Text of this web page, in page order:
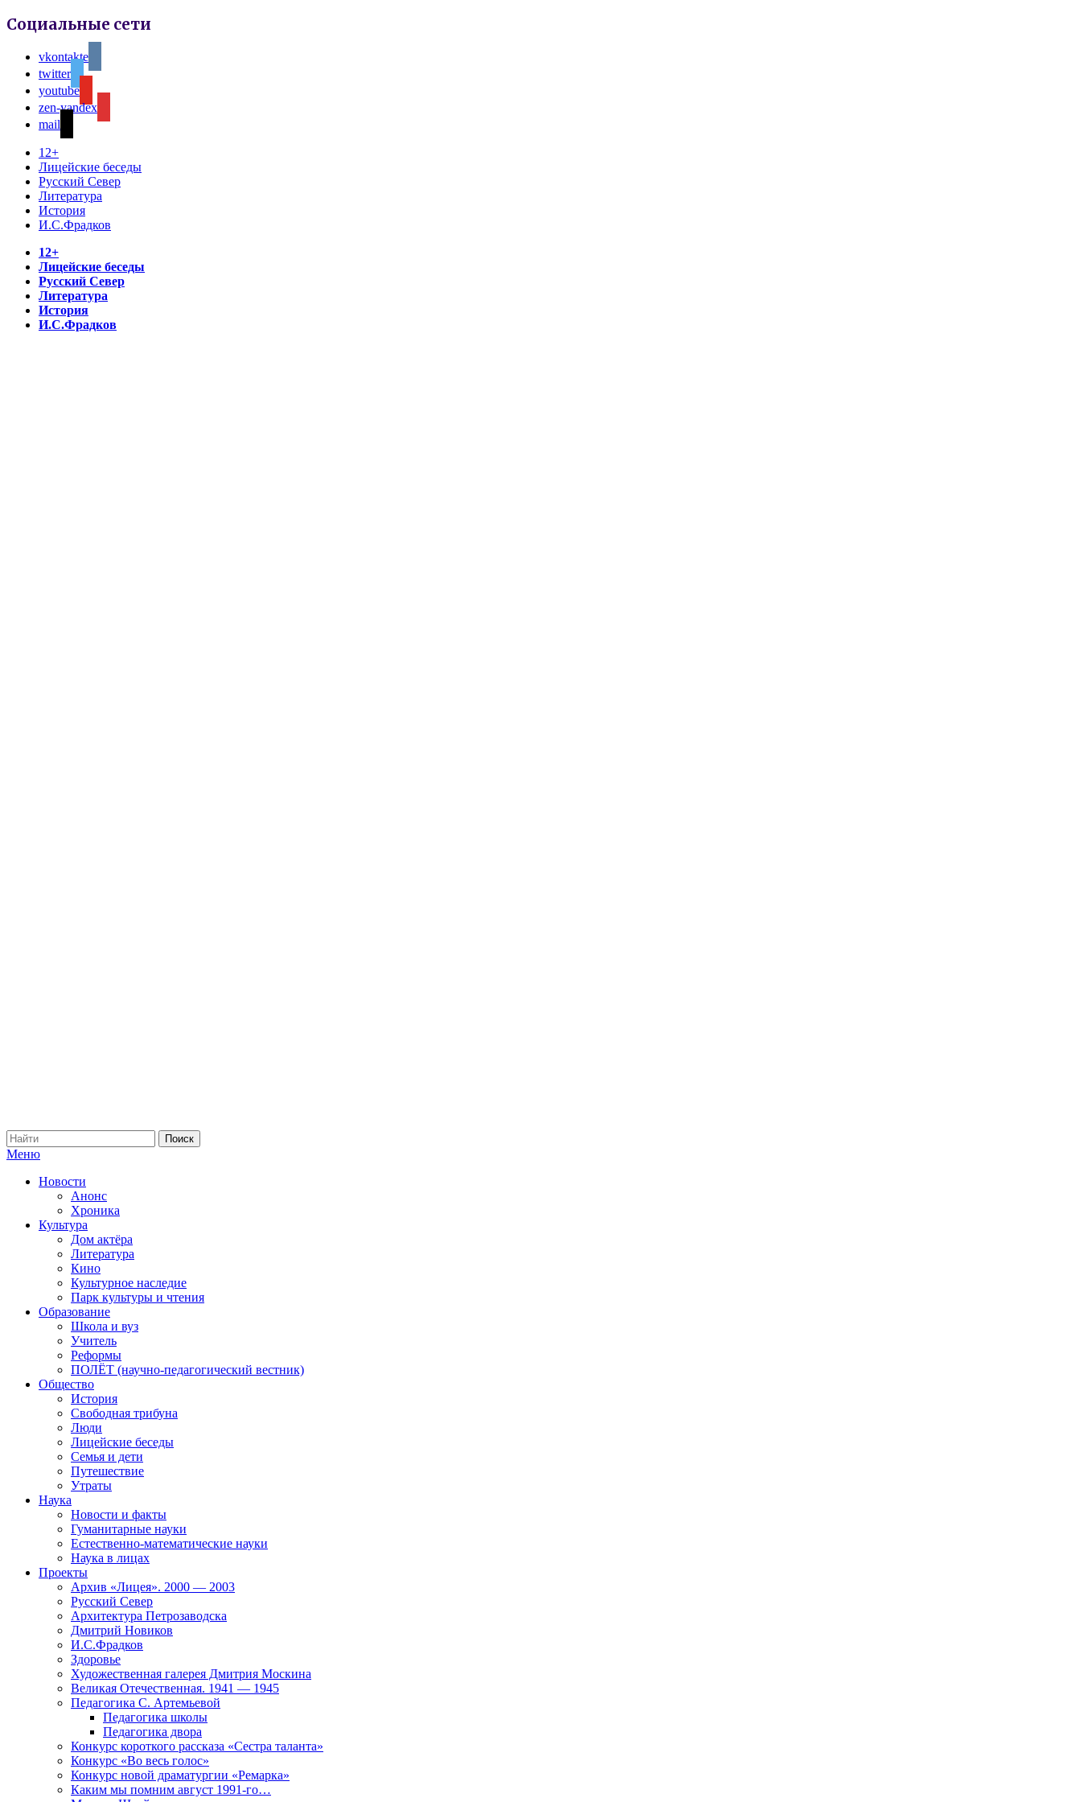
Социальные сети
vkontakte
twitter
youtube
zen-yandex
mail
12+
Лицейские беседы
Русский Север
Литература
История
И.С.Фрадков
12+
Лицейские беседы
Русский Север
Литература
История
И.С.Фрадков
Меню
Новости
Анонс
Хроника
Культура
Дом актёра
Литература
Кино
Культурное наследие
Парк культуры и чтения
Образование
Школа и вуз
Учитель
Реформы
ПОЛЁТ (научно-педагогический вестник)
Общество
История
Свободная трибуна
Люди
Лицейские беседы
Семья и дети
Путешествие
Утраты
Наука
Новости и факты
Гуманитарные науки
Естественно-математические науки
Наука в лицах
Проекты
Архив «Лицея». 2000 — 2003
Русский Север
Архитектура Петрозаводска
Дмитрий Новиков
И.С.Фрадков
Здоровье
Художественная галерея Дмитрия Москина
Великая Отечественная. 1941 — 1945
Педагогика С. Артемьевой
Педагогика школы
Педагогика двора
Конкурс короткого рассказа «Сестра таланта»
Конкурс «Во весь голос»
Конкурс новой драматургии «Ремарка»
Каким мы помним август 1991-го…